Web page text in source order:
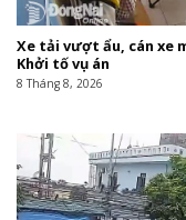
Xe tải vượt ẩu, cán xe
Khởi tố vụ án
8 Tháng 8, 2026